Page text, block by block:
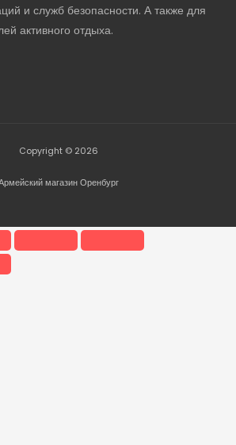
и служб безопасности. А также для
активного отдыха.
Copyright © 2026
магазин Оренбург